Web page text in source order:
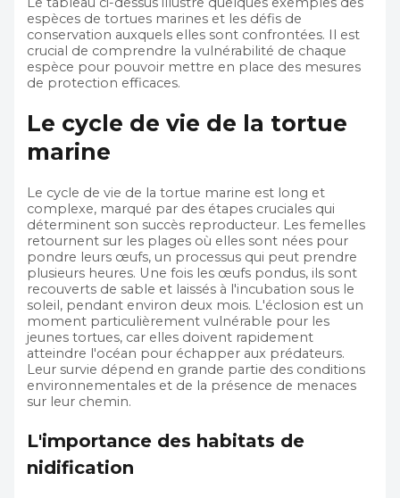
espèces de tortues marines et les défis de
conservation auxquels elles sont confrontées. Il est
crucial de comprendre la vulnérabilité de chaque
espèce pour pouvoir mettre en place des mesures
de protection efficaces.
Le cycle de vie de la tortue
marine
Le cycle de vie de la tortue marine est long et
complexe, marqué par des étapes cruciales qui
déterminent son succès reproducteur. Les femelles
retournent sur les plages où elles sont nées pour
pondre leurs œufs, un processus qui peut prendre
plusieurs heures. Une fois les œufs pondus, ils sont
recouverts de sable et laissés à l'incubation sous le
soleil, pendant environ deux mois. L'éclosion est un
moment particulièrement vulnérable pour les
jeunes tortues, car elles doivent rapidement
atteindre l'océan pour échapper aux prédateurs.
Leur survie dépend en grande partie des conditions
environnementales et de la présence de menaces
sur leur chemin.
L'importance des habitats de
nidification